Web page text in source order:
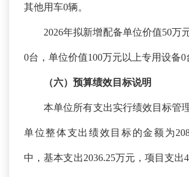
其他用车0辆。
2026年拟新增配备单位价值50万
0台，单位价值100万元以上专用设备0
（六）预算绩效目标说明
本单位所有支出实行绩效目标管
单位整体支出绩效目标的金额为
中，基本支出2036.25万元，项目支出